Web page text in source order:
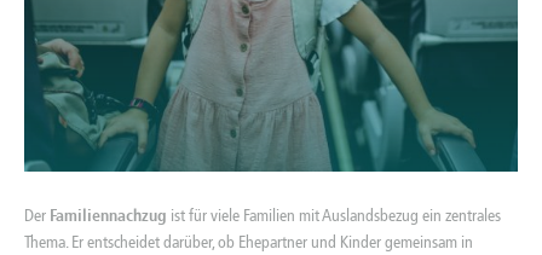
Der Familiennachzug ist für viele Familien mit Auslandsbezug ein zentrales
Thema. Er entscheidet darüber, ob Ehepartner und Kinder gemeinsam in